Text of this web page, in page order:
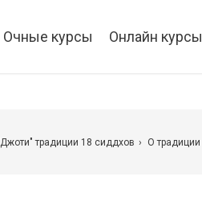
Очные курсы Онлайн курсы
традиции 18 сиддхов О традиции